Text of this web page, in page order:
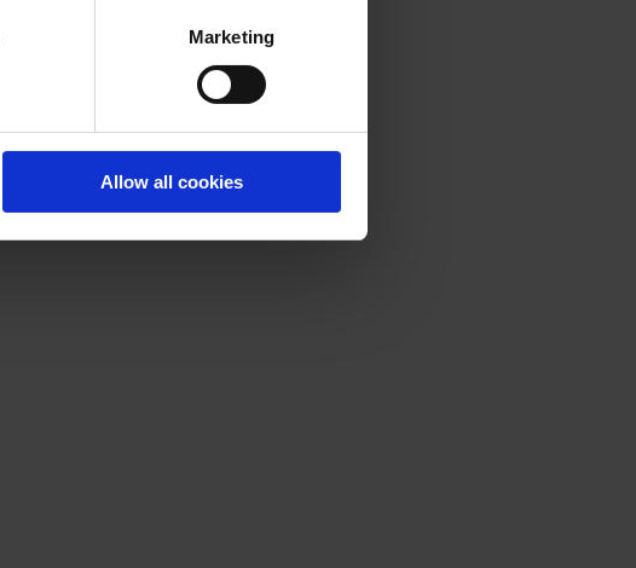
Marketing
Allow all cookies